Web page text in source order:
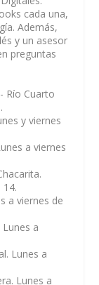
cada una,
Además,
y un asesor
preguntas
Río Cuarto
y viernes
a viernes
14.
a viernes de
a
Lunes a
Lunes a